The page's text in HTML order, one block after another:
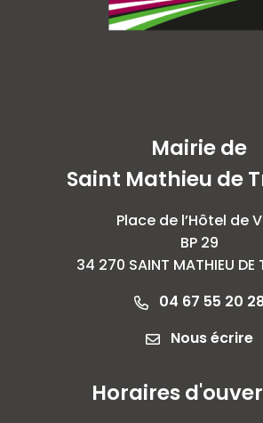
Mairie de
Saint Mathieu de
Place de l’Hôtel de
BP 29
34 270 SAINT MATHIEU DE
04 67 55 20
Nous écrire
Horaires